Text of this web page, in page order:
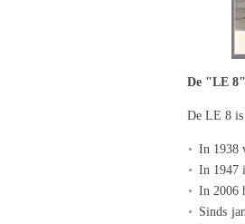
De "LE
De LE 8 is
In 1938
In 1947
In 2006
Sinds